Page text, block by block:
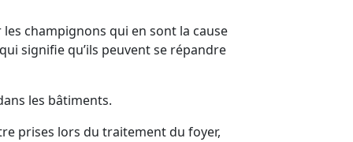
champignons qui en sont la cause
signifie qu’ils peuvent se répandre
les bâtiments.
prises lors du traitement du foyer,